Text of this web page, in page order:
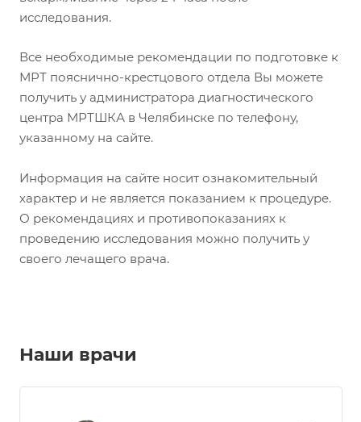
исследования.
Все необходимые рекомендации по подготовке к
МРТ пояснично-крестцового отдела Вы можете
получить у администратора диагностического
центра МРТШКА в Челябинске по телефону,
указанному на сайте.
Информация на сайте носит ознакомительный
характер и не является показанием к процедуре.
О рекомендациях и противопоказаниях к
проведению исследования можно получить у
своего лечащего врача.
Наши врачи